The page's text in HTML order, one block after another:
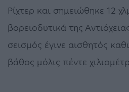
Ρίχτερ και σημειώθηκε 12
βορειοδυτικά της
σεισμός έγινε αισθητός
βάθος μόλις πέντε